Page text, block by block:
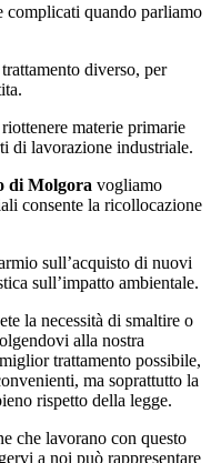
complicati quando parliamo
diverso, per
materie primarie
di lavorazione industriale.
di Molgora vogliamo
consente la ricollocazione
sull’acquisto di nuovi
sull’impatto ambientale.
la necessità di smaltire o
alla nostra
trattamento possibile,
ma soprattutto la
rispetto della legge.
che lavorano con questo
a noi può rappresentare